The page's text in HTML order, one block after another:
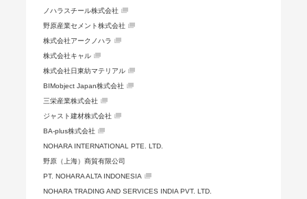
ノハラスチール株式会社
野原産業セメント株式会社
株式会社アークノハラ
株式会社キャル
株式会社日東紡マテリアル
BIMobject Japan株式会社
三栄産業株式会社
ジャスト建材株式会社
BA-plus株式会社
NOHARA INTERNATIONAL PTE. LTD.
野原（上海）商貿有限公司
PT. NOHARA ALTA INDONESIA
NOHARA TRADING AND SERVICES INDIA PVT. LTD.